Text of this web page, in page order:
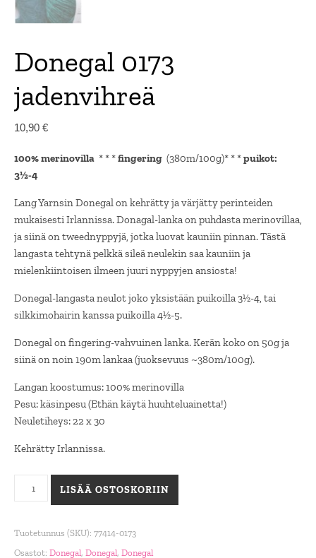
Donegal 0173
jadenvihreä
10,90 €
100% merinovilla * * *fingering (380m/100g)* * *puikot:
3½-4
Lang Yarnsin Donegal on kehrätty ja värjätty perinteiden
mukaisesti Irlannissa. Donagal-lanka on puhdasta merinovillaa,
ja siinä on tweednyppyjä, jotka luovat kauniin pinnan. Tästä
langasta tehtynä pelkkä sileä neulekin saa kauniin ja
mielenkiintoisen ilmeen juuri nyppyjen ansiosta!
Donegal-langasta neulot joko yksistään puikoilla 3½-4, tai
silkkimohairin kanssa puikoilla 4½-5.
Donegal on fingering-vahvuinen lanka. Kerän koko on 50g ja
siinä on noin 190m lankaa (juoksevuus ~380m/100g).
Langan koostumus: 100% merinovilla
Pesu: käsinpesu (Ethän käytä huuhteluainetta!)
Neuletiheys: 22 x 30
Kehrätty Irlannissa.
Donegal 0173 jadenvihreä määrä
LISÄÄ OSTOSKORIIN
Tuotetunnus (SKU): 77414-0173
Osastot: Donegal, Donegal, Donegal